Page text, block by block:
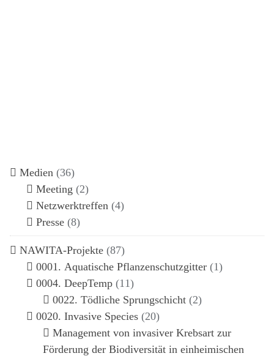
Medien (36)
Meeting (2)
Netzwerktreffen (4)
Presse (8)
NAWITA-Projekte (87)
0001. Aquatische Pflanzenschutzgitter (1)
0004. DeepTemp (11)
0022. Tödliche Sprungschicht (2)
0020. Invasive Species (20)
Management von invasiver Krebsart zur
Förderung der Biodiversität in einheimischen